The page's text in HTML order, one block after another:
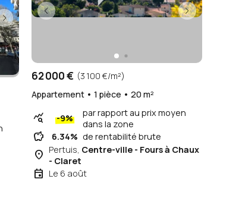
62 000 € (3 100 €/m²)
Appartement • 1 pièce • 20 m²
query_stats -9%
par rapport au prix moyen
dans la zone
savings 6.34% de rentabilité brute
place Pertuis, Centre-ville - Fours à Chaux
- Claret
event Le 6 août